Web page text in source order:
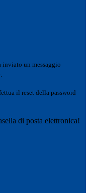
inviato un messaggio
il reset della password
di posta elettronica!